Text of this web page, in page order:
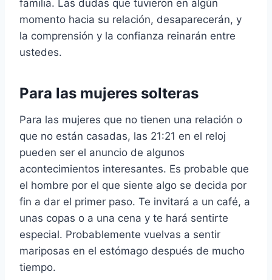
familia. Las dudas que tuvieron en algún
momento hacia su relación, desaparecerán, y
la comprensión y la confianza reinarán entre
ustedes.
Para las mujeres solteras
Para las mujeres que no tienen una relación o
que no están casadas, las 21:21 en el reloj
pueden ser el anuncio de algunos
acontecimientos interesantes. Es probable que
el hombre por el que siente algo se decida por
fin a dar el primer paso. Te invitará a un café, a
unas copas o a una cena y te hará sentirte
especial. Probablemente vuelvas a sentir
mariposas en el estómago después de mucho
tiempo.